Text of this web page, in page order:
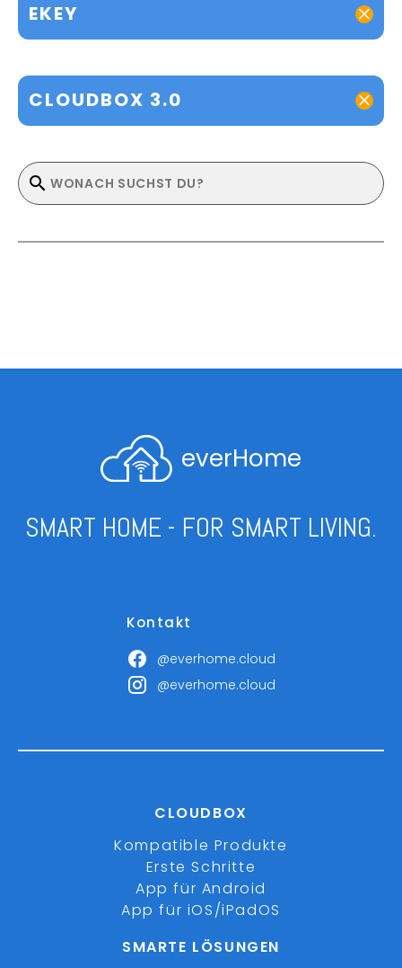
EKEY
CLOUDBOX 3.0
everHome
SMART HOME - FOR SMART LIVING.
Kontakt
@everhome.cloud
@everhome.cloud
CLOUDBOX
Kompatible Produkte
Erste Schritte
App für Android
App für iOS/iPadOS
SMARTE LÖSUNGEN